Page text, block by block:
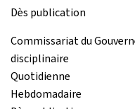
Dès publication
Commissariat du
disciplinaire
Quotidienne
Hebdomadaire